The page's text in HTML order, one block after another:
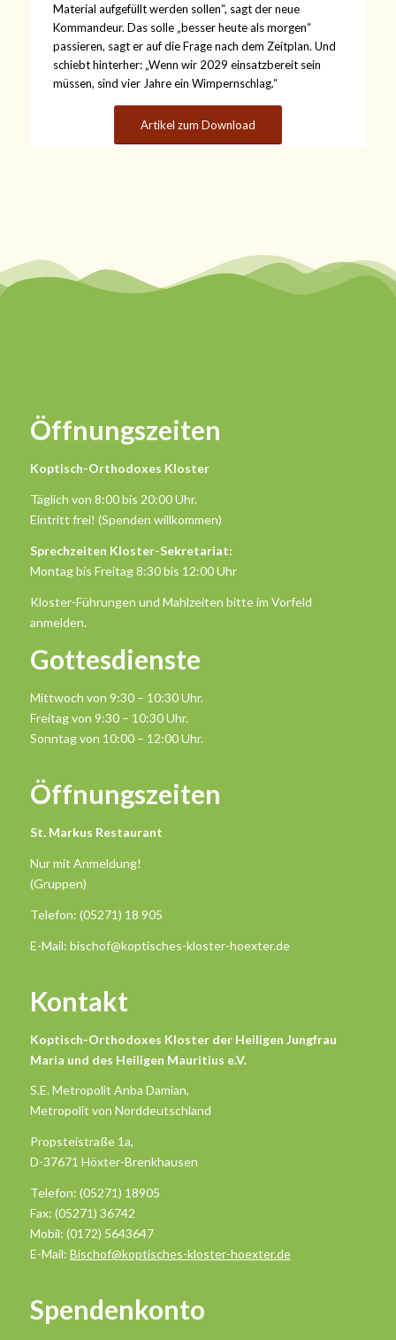
Material aufgefüllt werden sollen“, sagt der neue
Kommandeur. Das solle „besser heute als morgen“
passieren, sagt er auf die Frage nach dem Zeitplan. Und
schiebt hinterher: „Wenn wir 2029 einsatzbereit sein
müssen, sind vier Jahre ein Wimpernschlag.“
Artikel zum Download
Öffnungszeiten
Koptisch-Orthodoxes Kloster
Täglich von 8:00 bis 20:00 Uhr.
Eintritt frei! (Spenden willkommen)
Sprechzeiten Kloster-Sekretariat:
Montag bis Freitag 8:30 bis 12:00 Uhr
Kloster-Führungen und Mahlzeiten bitte im Vorfeld
anmelden.
Gottesdienste
Mittwoch von 9:30 – 10:30 Uhr.
Freitag von 9:30 – 10:30 Uhr.
Sonntag von 10:00 – 12:00 Uhr.
Öffnungszeiten
St. Markus Restaurant
Nur mit Anmeldung!
(Gruppen)
Telefon: (05271) 18 905
E-Mail: bischof@koptisches-kloster-hoexter.de
Kontakt
Koptisch-Orthodoxes Kloster der Heiligen Jungfrau
Maria und des Heiligen Mauritius e.V.
S.E. Metropolit Anba Damian,
Metropolit von Norddeutschland
Propsteistraße 1a,
D-37671 Höxter-Brenkhausen
Telefon: (05271) 18905
Fax: (05271) 36742
Mobil: (0172) 5643647
E-Mail: Bischof@koptisches-kloster-hoexter.de
Spendenkonto